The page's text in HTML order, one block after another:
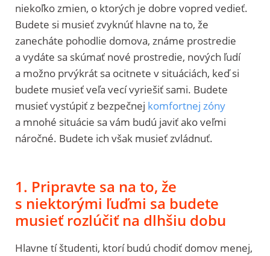
niekoľko zmien, o ktorých je dobre vopred vedieť.
Budete si musieť zvyknúť hlavne na to, že
zanecháte pohodlie domova, známe prostredie
a vydáte sa skúmať nové prostredie, nových ľudí
a možno prvýkrát sa ocitnete v situáciách, keď si
budete musieť veľa vecí vyriešiť sami. Budete
musieť vystúpiť z bezpečnej komfortnej zóny
a mnohé situácie sa vám budú javiť ako veľmi
náročné. Budete ich však musieť zvládnuť.
1. Pripravte sa na to, že
s niektorými ľuďmi sa budete
musieť rozlúčiť na dlhšiu dobu
Hlavne tí študenti, ktorí budú chodiť domov menej,